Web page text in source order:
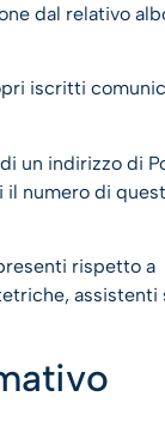
dal relativo
iscritti
un indirizzo di
il numero di
rispetto a
assistenti